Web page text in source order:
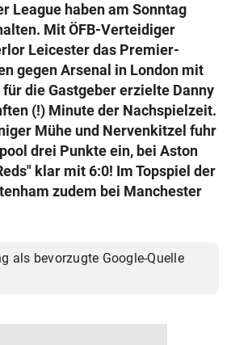
& Co KG 2026
League haben am Sonntag
Mit ÖFB-Verteidiger
Leicester das Premier-
gegen Arsenal in London mit
die Gastgeber erzielte Danny
(!) Minute der Nachspielzeit.
Mühe und Nervenkitzel fuhr
drei Punkte ein, bei Aston
klar mit 6:0! Im Topspiel der
zudem bei Manchester
als bevorzugte Google-Quelle